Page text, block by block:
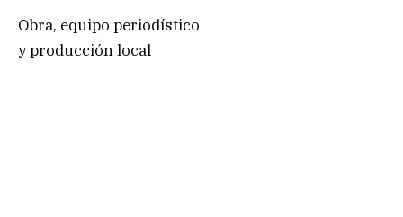
Obra, equipo periodístico
y producción local